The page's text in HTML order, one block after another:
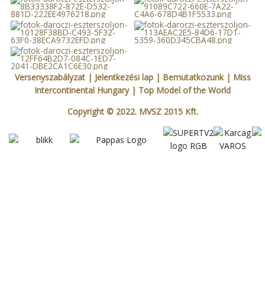
Versenyszabályzat| Jelentkezési lap | Bemutatkozunk| Miss
Intercontinental Hungary| Top Model of the World
Copyright © 2022. MVSZ 2015 Kft.